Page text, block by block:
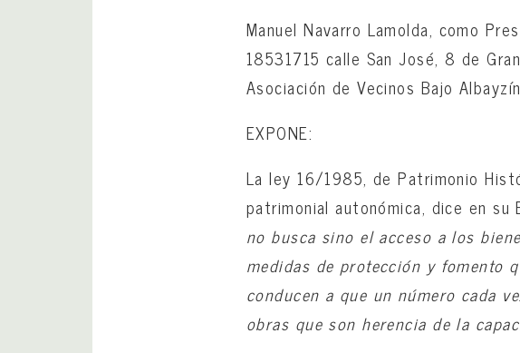
Manuel Navarro Lamolda, como
18531715 calle San José, 8 de
Asociación de Vecinos Bajo
EXPONE:
La ley 16/1985, de Patrimonio
patrimonial autonómica, dice en su
no busca sino el acceso a los
medidas de protección y fomento
conducen a que un número cada
obras que son herencia de la